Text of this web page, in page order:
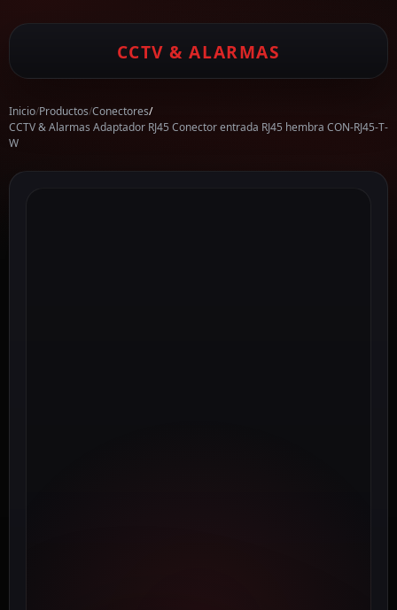
CCTV & ALARMAS
Inicio/Productos/Conectores/
CCTV & Alarmas Adaptador RJ45 Conector entrada RJ45 hembra CON-RJ45-T-
W